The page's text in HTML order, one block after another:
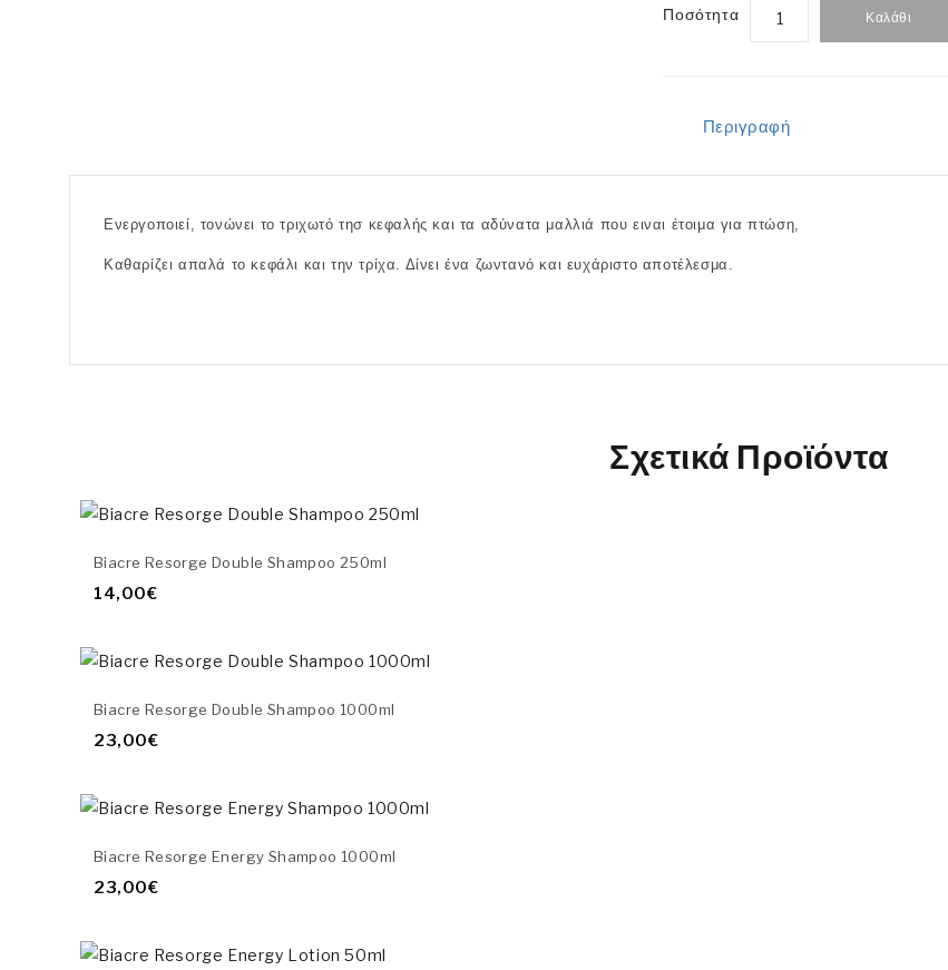
Ποσότητα Καλάθι
Περιγραφή
Ενεργοποιεί, τονώνει το τριχωτό τησ κεφαλής και τα αδύνατα μαλλιά που ειναι έτοιμα για πτώση,
Καθαρίζει απαλά το κεφάλι και την τρίχα. Δίνει ένα ζωντανό και ευχάριστο αποτέλεσμα.
Σχετικά Προϊόντα
Biacre Resorge Double Shampoo 250ml
14,00€
Biacre Resorge Double Shampoo 1000ml
23,00€
Biacre Resorge Energy Shampoo 1000ml
23,00€